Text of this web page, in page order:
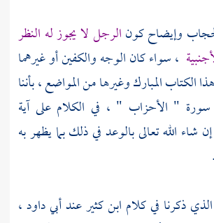
وإيضاح كونالرجل لا يجوز له النظر
، سواء كان الوجه والكفين أو غيرهما
الكتاب المبارك وغيرها من المواضع ، بأننا
" الأحزاب " ، في الكلام على آية
الله تعالى بالوعد في ذلك بما يظهر به
ذكرنا في كلام ابن كثيرعندأبي داود،